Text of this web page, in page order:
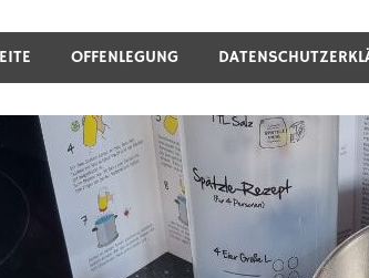
OFFENLEGUNG